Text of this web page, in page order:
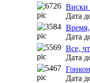
Виски
Дата
Время,
Дата
Все,
Дата
Дата